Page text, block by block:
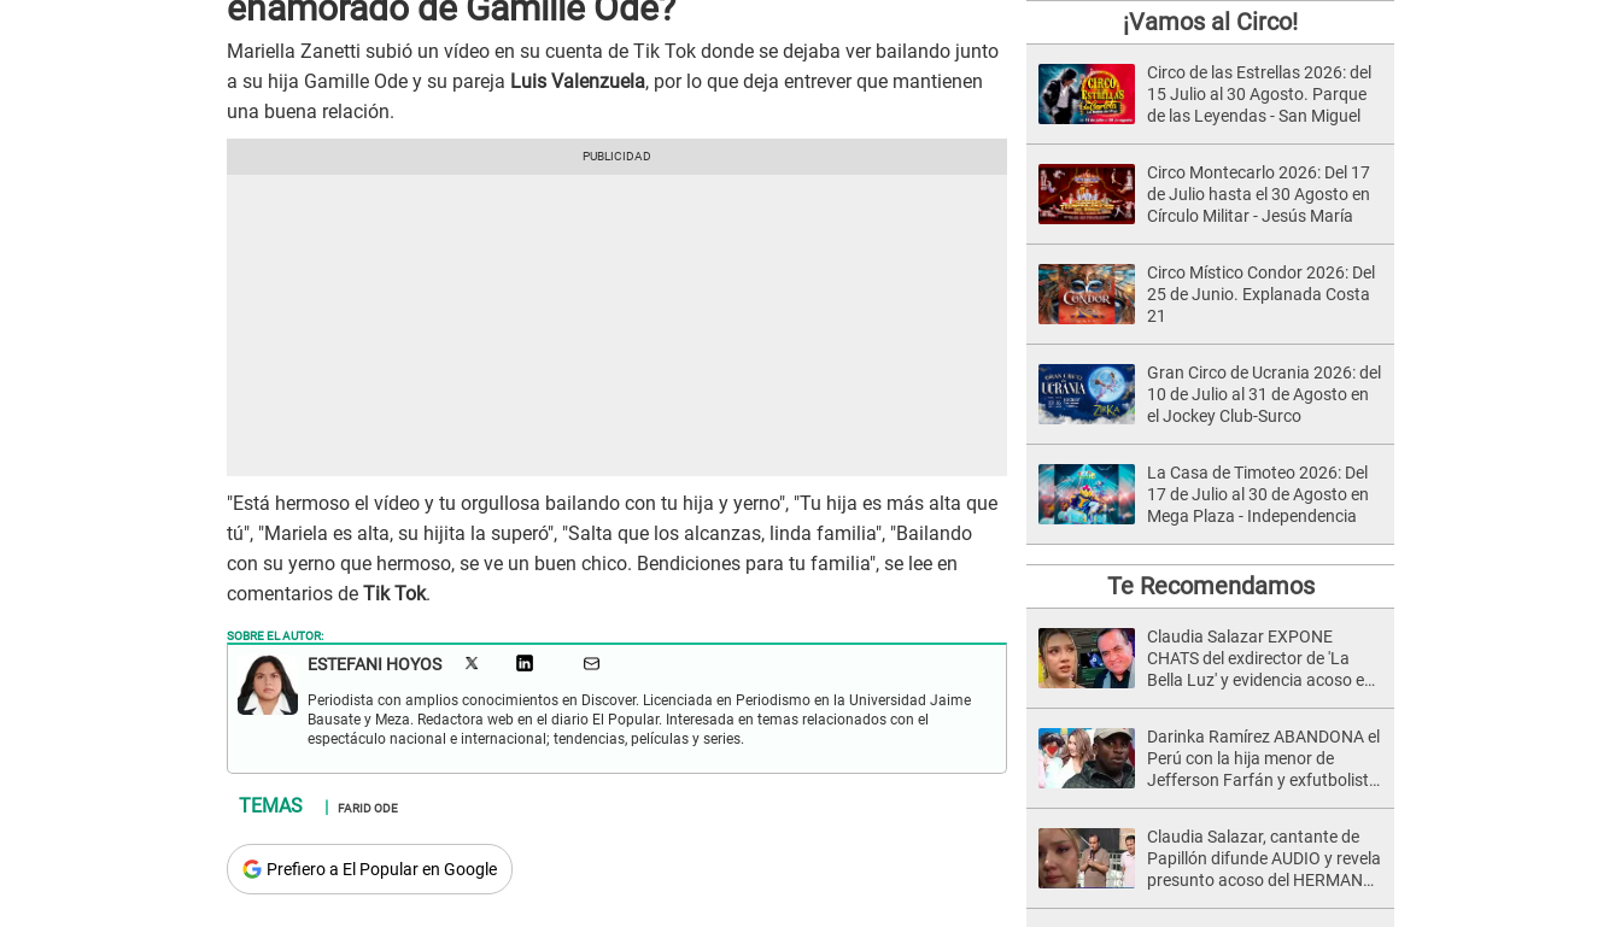
Mariella Zanetti subió un vídeo en su cuenta de Tik Tok donde se dejaba ver bailando junto
a su hija Gamille Ode y su pareja Luis Valenzuela, por lo que deja entrever que mantienen
una buena relación.
"Está hermoso el vídeo y tu orgullosa bailando con tu hija y yerno", "Tu hija es más alta que
tú", "Mariela es alta, su hijita la superó", "Salta que los alcanzas, linda familia", "Bailando
con su yerno que hermoso, se ve un buen chico. Bendiciones para tu familia", se lee en
comentarios de Tik Tok.
SOBRE EL AUTOR:
ESTEFANI HOYOS
Periodista con amplios conocimientos en Discover. Licenciada en Periodismo en la Universidad Jaime
Bausate y Meza. Redactora web en el diario El Popular. Interesada en temas relacionados con el
espectáculo nacional e internacional; tendencias, películas y series.
FARID ODE
Prefiero a El Popular en Google
¡Vamos al Circo!
Circo de las Estrellas 2026: del
15 Julio al 30 Agosto. Parque
de las Leyendas - San Miguel
Circo Montecarlo 2026: Del 17
de Julio hasta el 30 Agosto en
Círculo Militar - Jesús María
Circo Místico Condor 2026: Del
25 de Junio. Explanada Costa
21
Gran Circo de Ucrania 2026: del
10 de Julio al 31 de Agosto en
el Jockey Club-Surco
La Casa de Timoteo 2026: Del
17 de Julio al 30 de Agosto en
Mega Plaza - Independencia
Te Recomendamos
Claudia Salazar EXPONE
CHATS del exdirector de 'La
Bella Luz' y evidencia acoso e
Darinka Ramírez ABANDONA el
Perú con la hija menor de
Jefferson Farfán y exfutbolista
Claudia Salazar, cantante de
Papillón difunde AUDIO y revela
presunto acoso del HERMANO